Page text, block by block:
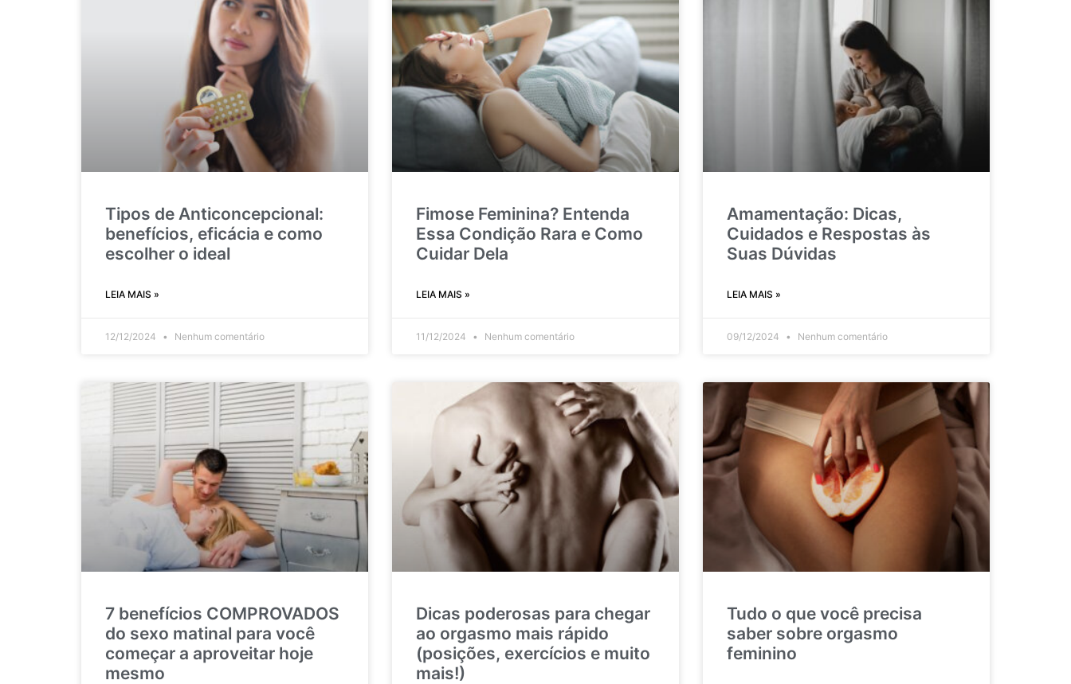
Tipos de Anticoncepcional:
benefícios, eficácia e como
escolher o ideal
LEIA MAIS »
12/12/2024 Nenhum comentário
Fimose Feminina? Entenda
Essa Condição Rara e Como
Cuidar Dela
LEIA MAIS »
11/12/2024 Nenhum comentário
Amamentação: Dicas,
Cuidados e Respostas às
Suas Dúvidas
LEIA MAIS »
09/12/2024 Nenhum comentário
7 benefícios COMPROVADOS
do sexo matinal para você
começar a aproveitar hoje
mesmo
Dicas poderosas para chegar
ao orgasmo mais rápido
(posições, exercícios e muito
mais!)
Tudo o que você precisa
saber sobre orgasmo
feminino